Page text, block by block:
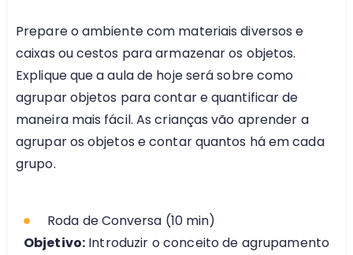
Prepare o ambiente com materiais diversos e
caixas ou cestos para armazenar os objetos.
Explique que a aula de hoje será sobre como
agrupar objetos para contar e quantificar de
maneira mais fácil. As crianças vão aprender a
agrupar os objetos e contar quantos há em cada
grupo.
Roda de Conversa (10 min)
Objetivo:Introduzir o conceito de agrupamento